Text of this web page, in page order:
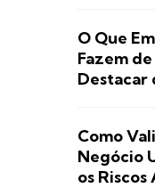
O Que
Fazem
Destacar
Como
Negócio
os